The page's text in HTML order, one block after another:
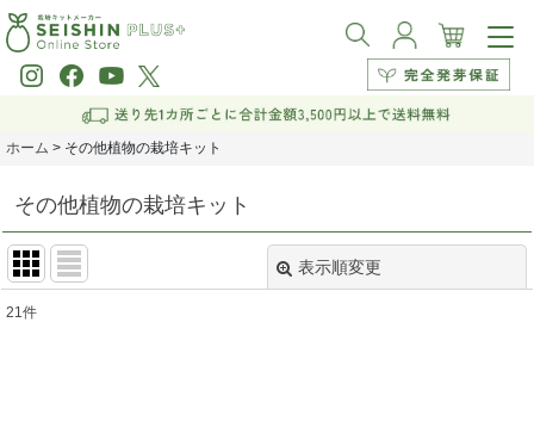
ホーム > その他植物の栽培キット
その他植物の栽培キット
表示順変更
21件